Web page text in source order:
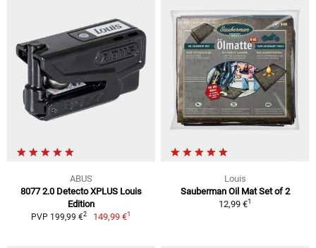
ABUS
8077 2.0 Detecto XPLUS Louis
Edition
PVP 199,99 €2 149,99 €1
Louis
Sauberman Oil Mat Set of 2
12,99 €1